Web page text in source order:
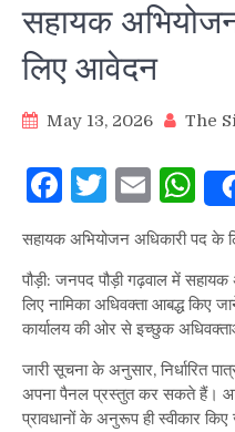
सहायक
लिए आवेदन
May 13, 2026 The
Facebook
Twitter
सहायक अभियोजन अधिकारी पद के
पौड़ी: जनपद पौड़ी गढ़वाल में
लिए नामिका अधिवक्ता आबद्ध किए
कार्यालय की ओर से इच्छुक
जारी सूचना के अनुसार, निर्धारित
अपना पैनल प्रस्तुत कर सकते हैं।
प्रावधानों के अनुरूप ही स्वीकार